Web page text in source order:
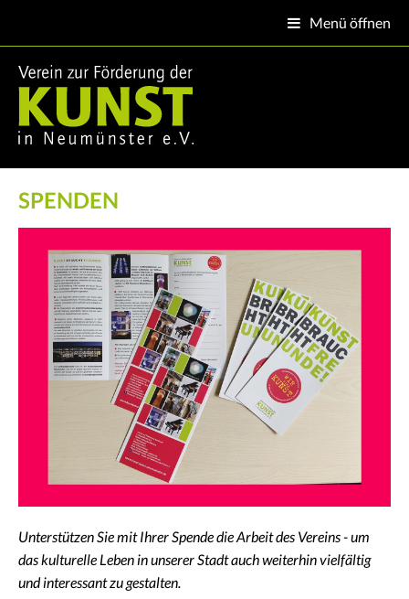
 Menü öffnen
SPENDEN
Unterstützen Sie mit Ihrer Spende die Arbeit des Vereins - um
das kulturelle Leben in unserer Stadt auch weiterhin vielfältig
und interessant zu gestalten.
Termine
Impressum